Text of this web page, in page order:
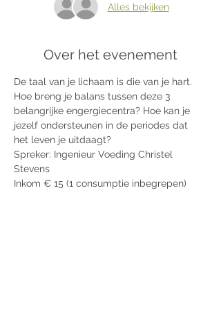
Alles bekijken
Over het evenement
De taal van je lichaam is die van je hart.
Hoe breng je balans tussen deze 3
belangrijke engergiecentra? Hoe kan je
jezelf ondersteunen in de periodes dat
het leven je uitdaagt?
Spreker: Ingenieur Voeding Christel
Stevens
Inkom € 15 (1 consumptie inbegrepen)